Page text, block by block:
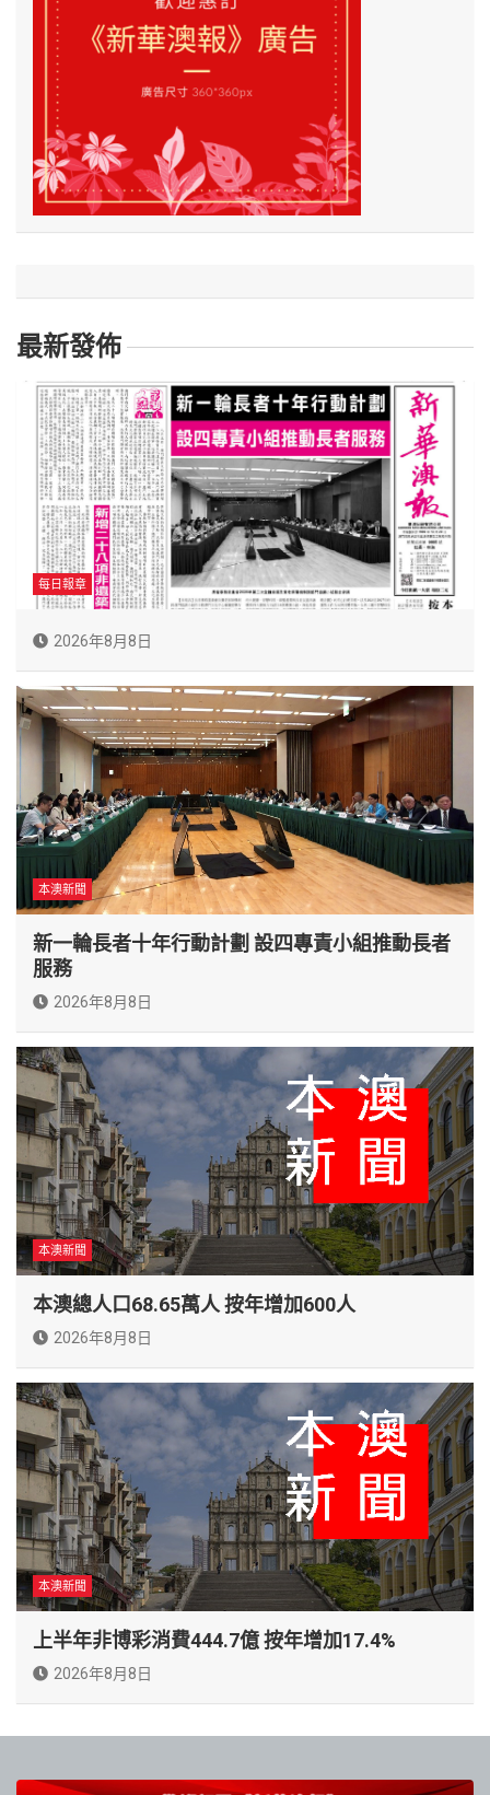
最新發佈
每日報章
2026年8月8日
本澳新聞
新一輪長者十年行動計劃 設四專責小組推動長者
服務
2026年8月8日
本澳新聞
本澳總人口68.65萬人 按年增加600人
2026年8月8日
本澳新聞
上半年非博彩消費444.7億 按年增加17.4%
2026年8月8日